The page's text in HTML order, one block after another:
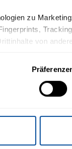
zu
von
finden